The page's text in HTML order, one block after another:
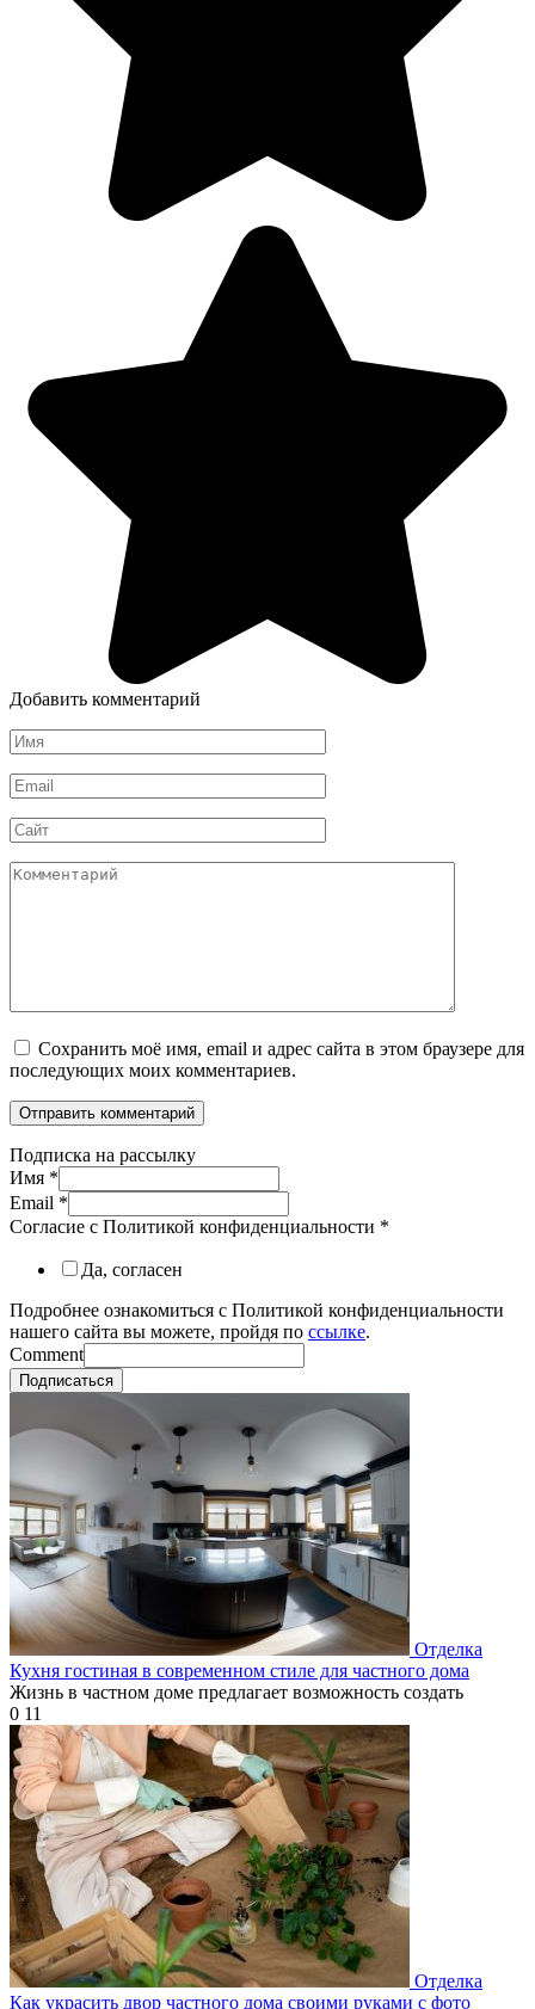
Добавить комментарий
Имя
*
Email
*
Сайт
Комментарий
Сохранить моё имя, email и адрес сайта в этом браузере для
последующих моих комментариев.
Подписка на рассылку
Имя *
Email *
Согласие с Политикой конфиденциальности *
Да, согласен
Подробнее ознакомиться с Политикой конфиденциальности
нашего сайта вы можете, пройдя по ссылке.
Comment
Подписаться
Отделка
Кухня гостиная в современном стиле для частного дома
Жизнь в частном доме предлагает возможность создать
0 11
Отделка
Как украсить двор частного дома своими руками с фото